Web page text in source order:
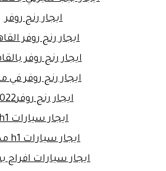
ايجار رنج روفر
ايجار رنج روفر
ايجار رنج روفر
ايجار رنج روفر في
ايجار رنج روفر2022
ايجار سيارات h1
ايجار سيارات h1 مصر
ايجار سيارات افراح